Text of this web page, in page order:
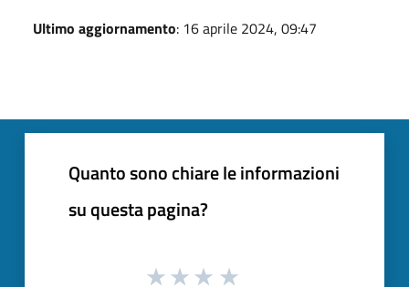
Ultimo aggiornamento: 16 aprile 2024, 09:47
Quanto sono chiare le informazioni
su questa pagina?